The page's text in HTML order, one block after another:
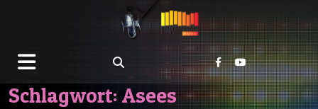
Schlagwort: Asees